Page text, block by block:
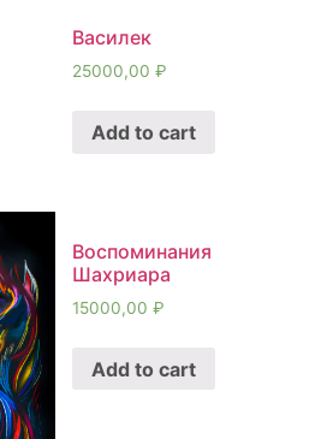
Василек
25000,00 ₽
Add to cart
Воспоминания
Шахриара
15000,00 ₽
Add to cart